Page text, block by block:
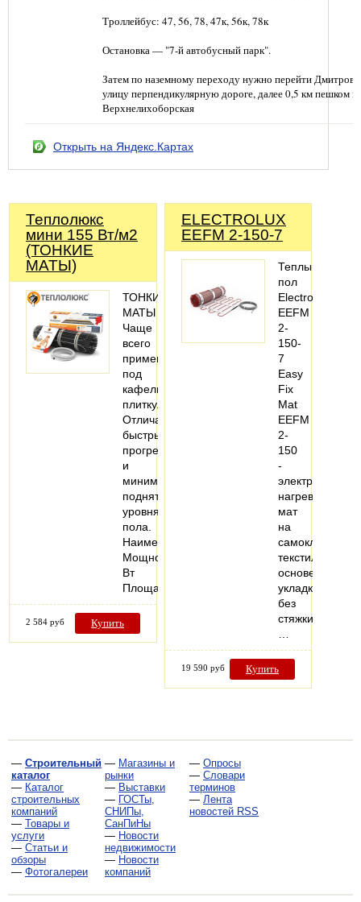
Троллейбус: 47, 56, 78, 47к, 56к, 78к
Остановка — "7-й автобусный парк".
Затем по наземному переходу нужно перейти
улицу перпендикулярную дороге, далее 0,5 км пешком
Верхнелихоборская
Открыть на Яндекс.Картах
Теплолюкс
мини 155 Вт/м2
(ТОНКИЕ
МАТЫ)
ТОНКИЕ
МАТЫ
Чаще
всего
применяется
под
кафельную
плитку.
Отличается
быстрым
прогревом
и
минимальным
поднятием
уровня
пола.
Наименование
Мощность,
Вт
Площадь…
2 584 руб Купить
ELECTROLUX
EEFM 2-150-7
Теплый
пол
Electrolux
EEFM
2-
150-
7
Easy
Fix
Mat
EEFM
2-
150
-
электрический
мат
на
текстильной
основе,
укладка
без
стяжки,
19 590 руб Купить
— Строительный
каталог
— Каталог
строительных
компаний
— Товары и
услуги
— Статьи и
обзоры
— Фотогалереи
— Магазины и
рынки
— Выставки
— ГОСТы,
СНИПы,
СанПиНы
— Новости
недвижимости
— Новости
компаний
— Опросы
— Словари
терминов
— Лента
новостей RSS